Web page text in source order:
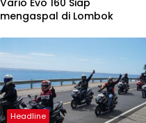
Vario Evo 160 Siap
mengaspal di Lombok
Headline